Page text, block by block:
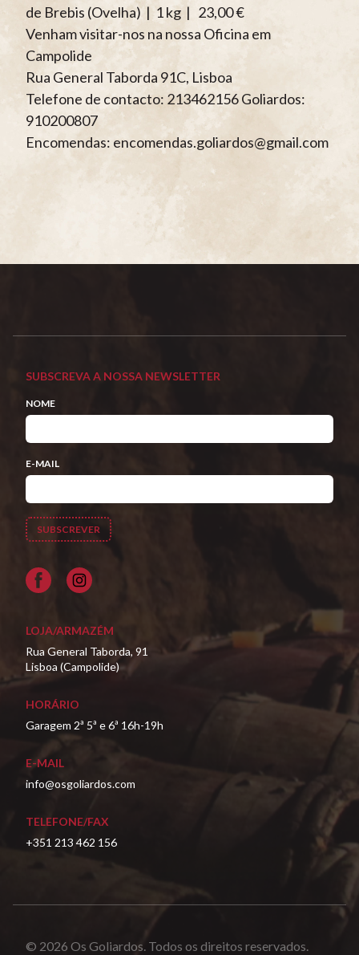
de Brebis (Ovelha) | 1 kg | 23,00 €
Venham visitar-nos na nossa Oficina em
Campolide
Rua General Taborda 91C, Lisboa
Telefone de contacto: 213462156 Goliardos:
910200807
Encomendas: encomendas.goliardos@gmail.com
SUBSCREVA A NOSSA NEWSLETTER
NOME
E-MAIL
Facebook
LOJA/ARMAZÉM
Rua General Taborda, 91
Lisboa (Campolide)
HORÁRIO
Garagem 2ª 5ª e 6ª 16h-19h
E-MAIL
info@osgoliardos.com
TELEFONE/FAX
+351 213 462 156
© 2026 Os Goliardos. Todos os direitos reservados.